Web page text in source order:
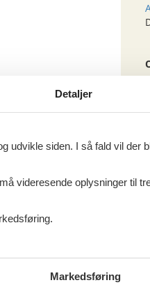
Detaljer
udvikle siden. I så fald vil der
videresende oplysninger til
Markedsføring